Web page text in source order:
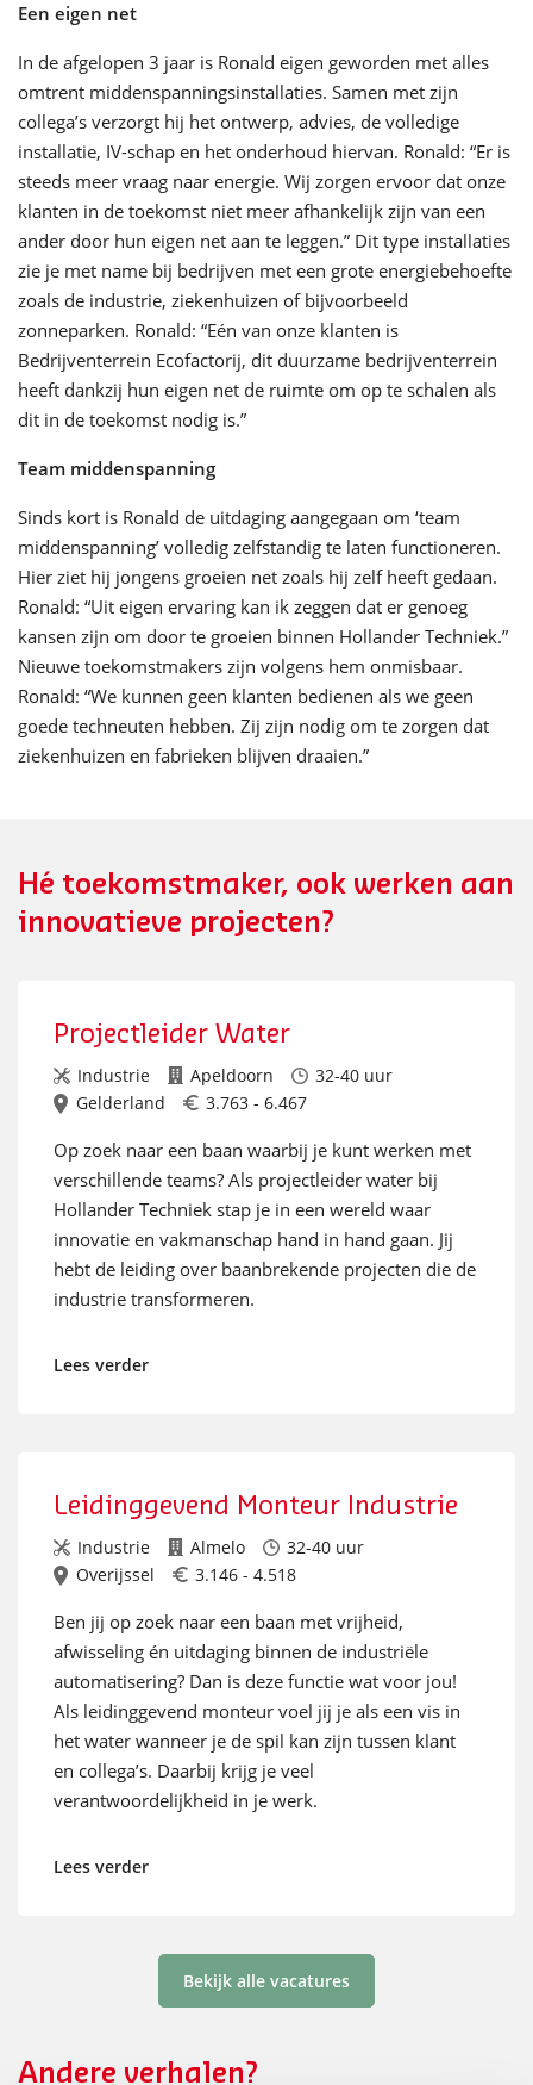
Een eigen net
In de afgelopen 3 jaar is Ronald eigen geworden met alles
omtrent middenspanningsinstallaties. Samen met zijn
collega’s verzorgt hij het ontwerp, advies, de volledige
installatie, IV-schap en het onderhoud hiervan. Ronald: “Er is
steeds meer vraag naar energie. Wij zorgen ervoor dat onze
klanten in de toekomst niet meer afhankelijk zijn van een
ander door hun eigen net aan te leggen.” Dit type installaties
zie je met name bij bedrijven met een grote energiebehoefte
zoals de industrie, ziekenhuizen of bijvoorbeeld
zonneparken. Ronald: “Eén van onze klanten is
Bedrijventerrein Ecofactorij, dit duurzame bedrijventerrein
heeft dankzij hun eigen net de ruimte om op te schalen als
dit in de toekomst nodig is.”
Team middenspanning
Sinds kort is Ronald de uitdaging aangegaan om ‘team
middenspanning’ volledig zelfstandig te laten functioneren.
Hier ziet hij jongens groeien net zoals hij zelf heeft gedaan.
Ronald: “Uit eigen ervaring kan ik zeggen dat er genoeg
kansen zijn om door te groeien binnen Hollander Techniek.”
Nieuwe toekomstmakers zijn volgens hem onmisbaar.
Ronald: “We kunnen geen klanten bedienen als we geen
goede techneuten hebben. Zij zijn nodig om te zorgen dat
ziekenhuizen en fabrieken blijven draaien.”
Hé toekomstmaker, ook werken aan
innovatieve projecten?
Projectleider Water
Industrie Apeldoorn
32-40 uur
Gelderland
3.763 - 6.467
Op zoek naar een baan waarbij je kunt werken met
verschillende teams? Als projectleider water bij
Hollander Techniek stap je in een wereld waar
innovatie en vakmanschap hand in hand gaan. Jij
hebt de leiding over baanbrekende projecten die de
industrie transformeren.
Lees verder
Leidinggevend Monteur Industrie
Industrie Almelo
32-40 uur
Overijssel
3.146 - 4.518
Ben jij op zoek naar een baan met vrijheid,
afwisseling én uitdaging binnen de industriële
automatisering? Dan is deze functie wat voor jou!
Als leidinggevend monteur voel jij je als een vis in
het water wanneer je de spil kan zijn tussen klant
en collega’s. Daarbij krijg je veel
verantwoordelijkheid in je werk.
Lees verder
Bekijk alle vacatures
Andere verhalen?